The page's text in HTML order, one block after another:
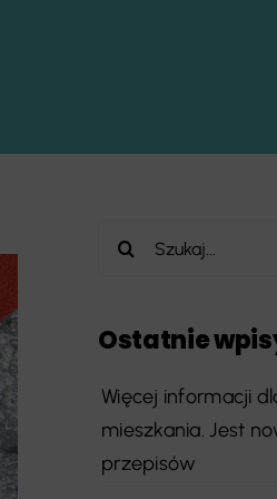
Szukaj
Ostatnie
Więcej informacji
mieszkania. Jest
przepisów